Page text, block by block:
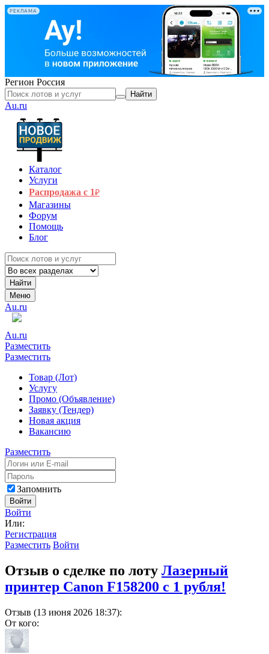
РЕКЛАМА
Регион Россия
Найти
Au.ru
Каталог
Услуги
Распродажа с 1₽
Магазины
Форум
Помощь
Блог
Найти
Меню
Au.ru
Au.ru
Разместить
Разместить
Товар (Лот)
Услугу
Промо (Объявление)
Заявку (Тендер)
Новая акция
Вакансию
Разместить
Запомнить
Войти
Войти
Или:
Регистрация
Разместить Войти
Отзыв о сделке по лоту Лазерный
принтер Canon F158200 с 1 рубля!
Отзыв (13 июня 2026 18:37):
От кого: